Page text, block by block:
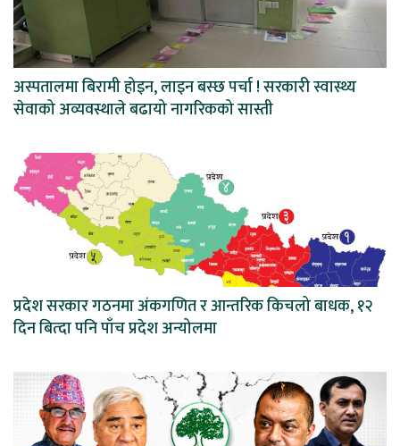
अस्पतालमा बिरामी होइन, लाइन बस्छ पर्चा ! सरकारी स्वास्थ्य
सेवाको अव्यवस्थाले बढायो नागरिकको सास्ती
प्रदेश सरकार गठनमा अंकगणित र आन्तरिक किचलो बाधक, १२
दिन बित्दा पनि पाँच प्रदेश अन्योलमा